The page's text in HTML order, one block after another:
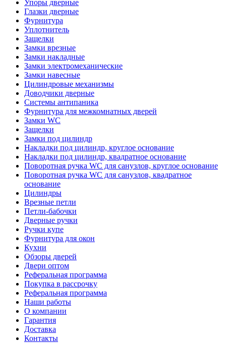
Упоры дверные
Глазки дверные
Фурнитура
Уплотнитель
Защелки
Замки врезные
Замки накладные
Замки электромеханические
Замки навесные
Цилиндровые механизмы
Доводчики дверные
Системы антипаника
Фурнитура для межкомнатных дверей
Замки WC
Защелки
Замки под цилиндр
Накладки под цилиндр, круглое основание
Накладки под цилиндр, квадратное основание
Поворотная ручка WC для санузлов, круглое основание
Поворотная ручка WC для санузлов, квадратное
основание
Цилиндры
Врезные петли
Петли-бабочки
Дверные ручки
Ручки купе
Фурнитура для окон
Кухни
Обзоры дверей
Двери оптом
Реферальная программа
Покупка в рассрочку
Реферальная программа
Наши работы
О компании
Гарантия
Доставка
Контакты